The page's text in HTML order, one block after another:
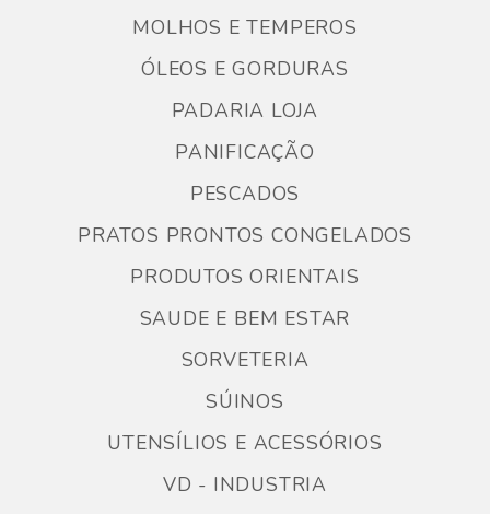
MOLHOS E TEMPEROS
ÓLEOS E GORDURAS
PADARIA LOJA
PANIFICAÇÃO
PESCADOS
PRATOS PRONTOS CONGELADOS
PRODUTOS ORIENTAIS
SAUDE E BEM ESTAR
SORVETERIA
SÚINOS
UTENSÍLIOS E ACESSÓRIOS
VD - INDUSTRIA